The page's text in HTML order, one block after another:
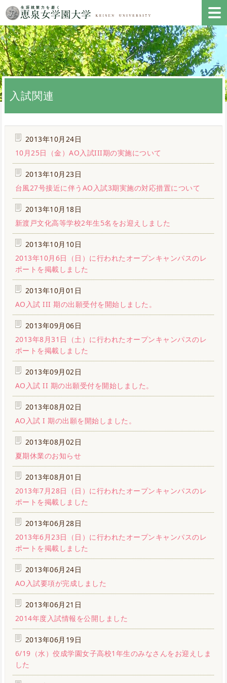
入試関連
2013年10月24日
10月25日（金）AO入試III期の実施について
2013年10月23日
台風27号接近に伴うAO入試3期実施の対応措置について
2013年10月18日
新渡戸文化高等学校2年生5名をお迎えしました
2013年10月10日
2013年10月6日（日）に行われたオープンキャンパスのレ
ポートを掲載しました
2013年10月01日
AO入試 III 期の出願受付を開始しました。
2013年09月06日
2013年8月31日（土）に行われたオープンキャンパスのレ
ポートを掲載しました
2013年09月02日
AO入試 II 期の出願受付を開始しました。
2013年08月02日
AO入試 I 期の出願を開始しました。
2013年08月02日
夏期休業のお知らせ
2013年08月01日
2013年7月28日（日）に行われたオープンキャンパスのレ
ポートを掲載しました
2013年06月28日
2013年6月23日（日）に行われたオープンキャンパスのレ
ポートを掲載しました
2013年06月24日
AO入試要項が完成しました
2013年06月21日
2014年度入試情報を公開しました
2013年06月19日
6/19（水）佼成学園女子高校1年生のみなさんをお迎えしま
した